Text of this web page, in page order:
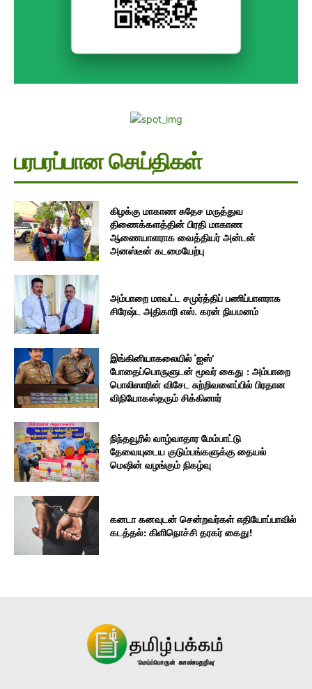
பரபரப்பான செய்திகள்
கிழக்கு மாகாண சுதேச மருத்துவ
திணைக்களத்தின் பிரதி மாகாண
ஆணையாளராக வைத்தியர் அன்டன்
அனஸ்டீன் கடமையேற்பு
அம்பாறை மாவட்ட சமுர்த்திப் பணிப்பாளராக
சிரேஷ்ட அதிகாரி எஸ். கரன் நியமனம்
இங்கினியாகலையில் ‘ஐஸ்’
போதைப்பொருளுடன் மூவர் கைது : அம்பாறை
பொலிஸாரின் விசேட சுற்றிவளைப்பில் பிரதான
விநியோகஸ்தரும் சிக்கினார்
நிந்தவூரில் வாழ்வாதார மேம்பாட்டு
தேவையுடைய குடும்பங்களுக்கு தையல்
மெஷின் வழங்கும் நிகழ்வு
கனடா கனவுடன் சென்றவர்கள் எதியோப்பாவில்
கடத்தல்: கிளிநொச்சி தரகர் கைது!